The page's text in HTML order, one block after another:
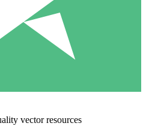
vector resources